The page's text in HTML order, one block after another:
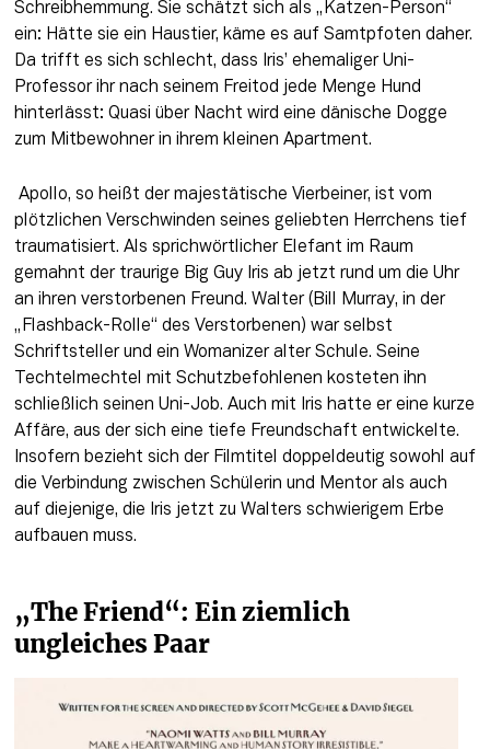
Schreibhemmung. Sie schätzt sich als „Katzen-Person“
ein: Hätte sie ein Haustier, käme es auf Samtpfoten daher.
Da trifft es sich schlecht, dass Iris’ ehemaliger Uni-
Professor ihr nach seinem Freitod jede Menge Hund
hinterlässt: Quasi über Nacht wird eine dänische Dogge
zum Mitbewohner in ihrem kleinen Apartment.
plötzlichen Verschwinden seines geliebten Herrchens tief
traumatisiert. Als sprichwörtlicher Elefant im Raum
gemahnt der traurige Big Guy Iris ab jetzt rund um die Uhr
an ihren verstorbenen Freund. Walter (Bill Murray, in der
„Flashback-Rolle“ des Verstorbenen) war selbst
Schriftsteller und ein Womanizer alter Schule. Seine
Techtelmechtel mit Schutzbefohlenen kosteten ihn
schließlich seinen Uni-Job. Auch mit Iris hatte er eine kurze
Affäre, aus der sich eine tiefe Freundschaft entwickelte.
Insofern bezieht sich der Filmtitel doppeldeutig sowohl auf
die Verbindung zwischen Schülerin und Mentor als auch
auf diejenige, die Iris jetzt zu Walters schwierigem Erbe
aufbauen muss.
„The Friend“: Ein ziemlich
ungleiches Paar